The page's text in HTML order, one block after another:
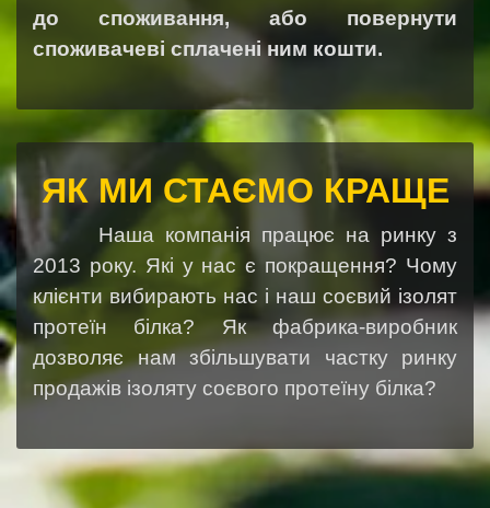
до споживання, або повернути
споживачеві сплачені ним кошти.
ЯК МИ СТАЄМО КРАЩЕ
Наша компанія працює на ринку з
2013 року. Які у нас є покращення? Чому
клієнти вибирають нас і наш соєвий ізолят
протеїн білка? Як фабрика-виробник
дозволяє нам збільшувати частку ринку
продажів ізоляту соєвого протеїну білка?